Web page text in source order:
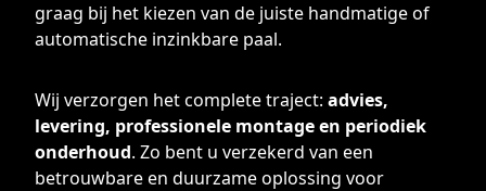
graag bij het kiezen van de juiste handmatige of
automatische inzinkbare paal.
Wij verzorgen het complete traject: advies,
levering, professionele montage en periodiek
onderhoud. Zo bent u verzekerd van een
betrouwbare en duurzame oplossing voor